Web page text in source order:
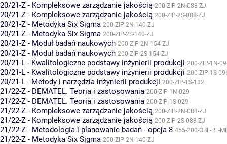
20/21-Z - Kompleksowe zarządzanie jakością 200-ZIP-2N-088-ZJ
20/21-Z - Kompleksowe zarządzanie jakością 200-ZIP-2S-088-ZJ
20/21-Z - Metodyka Six Sigma 200-ZIP-2N-140-ZJ
20/21-Z - Metodyka Six Sigma 200-ZIP-2S-140-ZJ
20/21-Z - Moduł badań naukowych 200-ZIP-2N-154-ZJ
20/21-Z - Moduł badań naukowych 200-ZIP-2S-154-ZJ
20/21-L - Kwalitologiczne podstawy inżynierii produkcji 200-ZIP-1N-
20/21-L - Kwalitologiczne podstawy inżynierii produkcji 200-ZIP-1S-
20/21-L - Metody i narzędzia inżynierii produkcji 200-ZIP-1S-132
21/22-Z - DEMATEL. Teoria i zastosowania 200-ZIP-1N-029
21/22-Z - DEMATEL. Teoria i zastosowania 200-ZIP-1S-029
21/22-Z - Kompleksowe zarządzanie jakością 200-ZIP-2N-088-ZJ
21/22-Z - Kompleksowe zarządzanie jakością 200-ZIP-2S-088-ZJ
21/22-Z - Metodologia i planowanie badań - opcja 8 455-200-OBL-PL-
21/22-Z - Metodyka Six Sigma 200-ZIP-2N-140-ZJ